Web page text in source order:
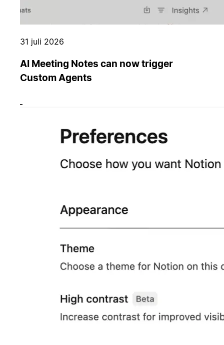
31 juli 2026
AI Meeting Notes can now trigger
Custom Agents